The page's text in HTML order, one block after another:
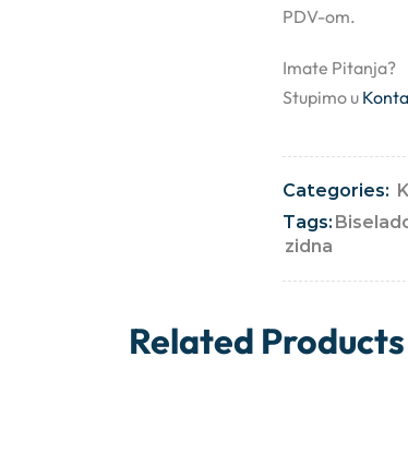
PDV-om.
Imate Pitanja?
Stupimo u
Categories:
Tags:
zidna
Related Products